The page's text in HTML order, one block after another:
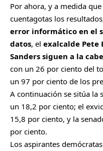
Por ahora, y a medida
cuentagotas los
error informático en el
datos, el exalcalde Pete
Sanders siguen a la
con un 26 por ciento del
un 97 por ciento de los
A continuación se sitúa la
un 18,2 por ciento; el
15,8 por ciento, y la
por ciento.
Los aspirantes demócratas